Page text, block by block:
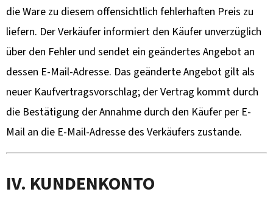
die Ware zu diesem offensichtlich fehlerhaften Preis zu
liefern. Der Verkäufer informiert den Käufer unverzüglich
über den Fehler und sendet ein geändertes Angebot an
dessen E-Mail-Adresse. Das geänderte Angebot gilt als
neuer Kaufvertragsvorschlag; der Vertrag kommt durch
die Bestätigung der Annahme durch den Käufer per E-
Mail an die E-Mail-Adresse des Verkäufers zustande.
IV. KUNDENKONTO